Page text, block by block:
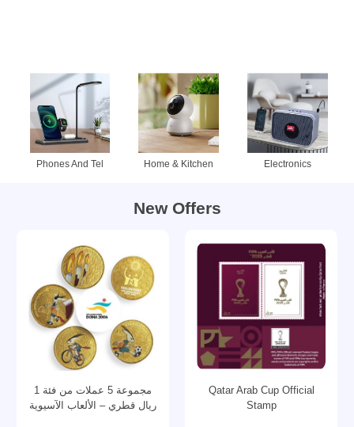
Electronics
Home & Kitchen
Phones And Tel
New Offers
Qatar Arab Cup Official
Stamp
مجموعة 5 عملات من فئة 1
ريال قطري – الألعاب الآسيوية